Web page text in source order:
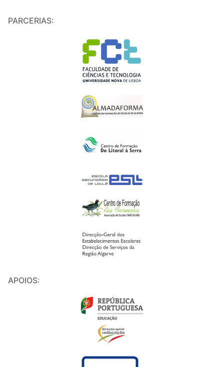
PARCERIAS:
APOIOS: